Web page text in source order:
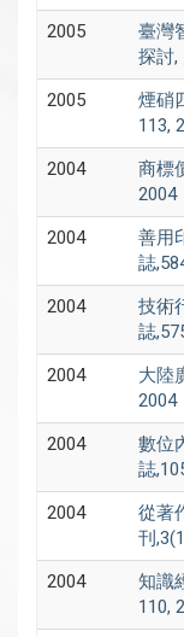
2005
臺灣
探討,
2005
煙硝
113,
2004
商標
2004
2004
善用
誌
2004
技術
誌
2004
大陸
2004
2004
數位
誌
2004
從著
刊
2004
知識
110,